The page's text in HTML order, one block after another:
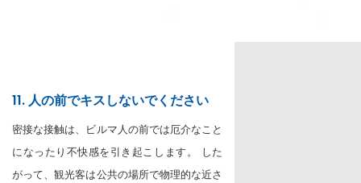
11. 人の前でキスしないでください
密接な接触は、ビルマ人の前では厄介なこと
になったり不快感を引き起こします。 した
がって、観光客は公共の場所で物理的な近さ